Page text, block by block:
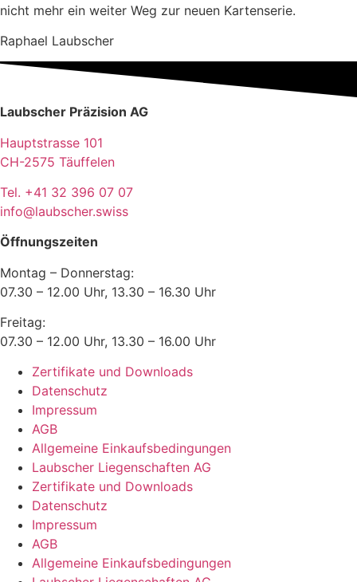
nicht mehr ein weiter Weg zur neuen Kartenserie.
Raphael Laubscher
Laubscher Präzision AG
Hauptstrasse 101
CH-2575 Täuffelen
Tel. +41 32 396 07 07
info@laubscher.swiss
Öffnungszeiten
Montag – Donnerstag:
07.30 – 12.00 Uhr, 13.30 – 16.30 Uhr
Freitag:
07.30 – 12.00 Uhr, 13.30 – 16.00 Uhr
Zertifikate und Downloads
Datenschutz
Impressum
AGB
Allgemeine Einkaufsbedingungen
Laubscher Liegenschaften AG
Zertifikate und Downloads
Datenschutz
Impressum
AGB
Allgemeine Einkaufsbedingungen